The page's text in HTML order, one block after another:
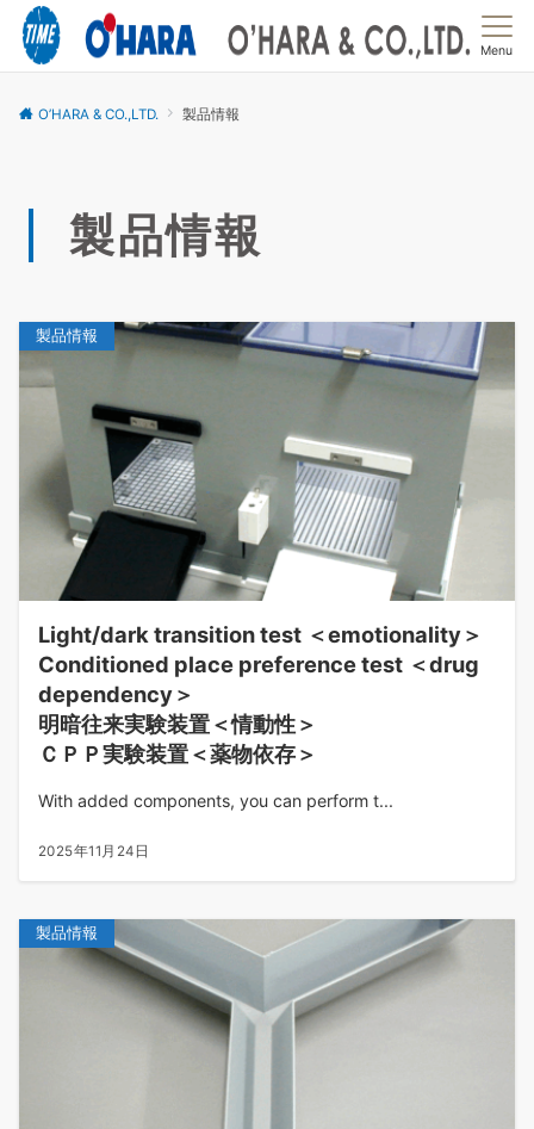
Menu
O’HARA & CO.,LTD. 製品情報
製品情報
製品情報
Light/dark transition test ＜emotionality＞
Conditioned place preference test ＜drug
dependency＞
明暗往来実験装置＜情動性＞
ＣＰＰ実験装置＜薬物依存＞
With added components, you can perform t...
2025年11月24日
製品情報